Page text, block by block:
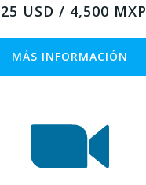
USD / 4,500 MXP
MÁS INFORMACIÓN